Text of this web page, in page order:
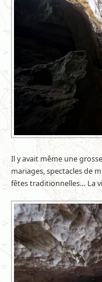
Il y avait même une
mariages, spectacles de
fêtes traditionnelles… La